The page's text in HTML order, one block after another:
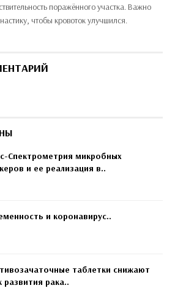
поражённого участка. Важно
чтобы кровоток улучшился.
Спектрометрия микробных
и ее реализация в..
и коронавирус..
таблетки снижают
развития рака..